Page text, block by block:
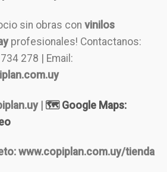
sin obras con vinilos
profesionales! Contactanos:
278 | Email:
| 🗺️ Google Maps:
www.copiplan.com.uy/tienda